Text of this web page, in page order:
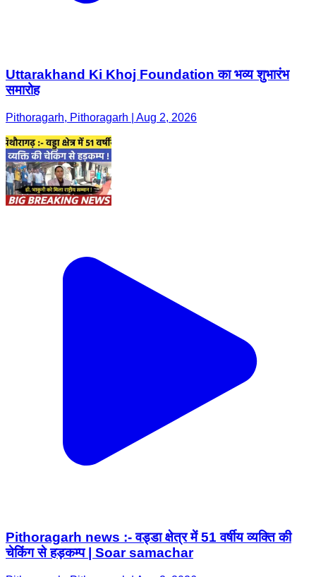
Uttarakhand Ki Khoj Foundation का भव्य शुभारंभ
समारोह
Pithoragarh, Pithoragarh | Aug 2, 2026
Pithoragarh news :- वड्डा क्षेत्र में 51 वर्षीय व्यक्ति की
चेकिंग से हड़कम्प | Soar samachar